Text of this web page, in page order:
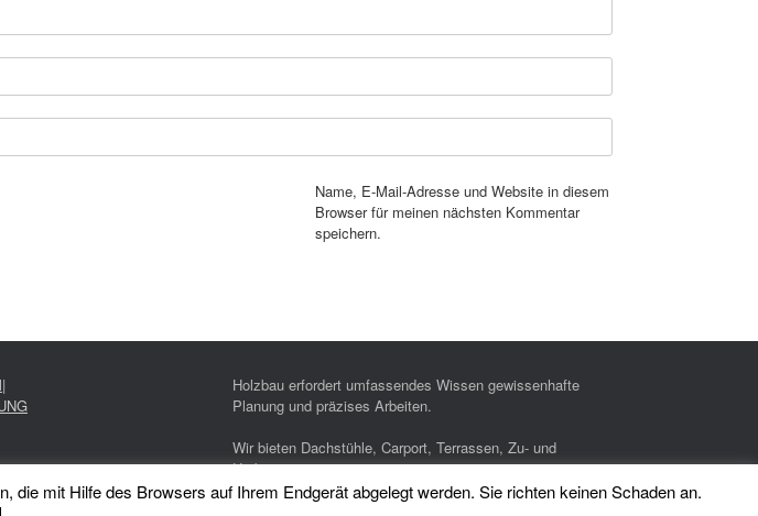
Name, E-Mail-Adresse und Website in diesem
Browser für meinen nächsten Kommentar
speichern.
|
Holzbau erfordert umfassendes Wissen gewissenhafte
Planung und präzises Arbeiten.
Wir bieten Dachstühle, Carport, Terrassen, Zu- und
Umbauten.
mit Hilfe des Browsers auf Ihrem Endgerät abgelegt werden. Sie richten keinen Schaden an.